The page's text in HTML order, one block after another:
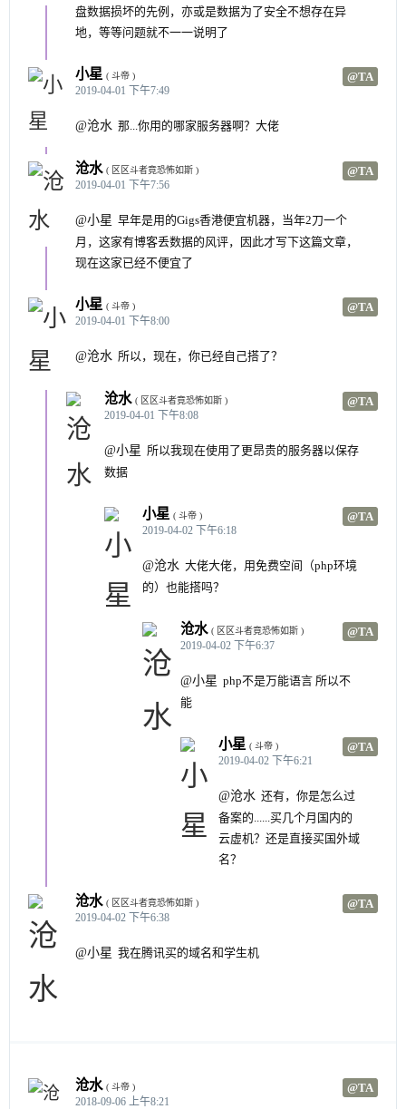
盘数据损坏的先例，亦或是数据为了安全不想存在异
地，等等问题就不一一说明了
小星 @TA
( 斗帝 )
2019-04-01 下午7:49
@沧水 那...你用的哪家服务器啊？大佬
沧水 @TA
( 区区斗者竟恐怖如斯 )
2019-04-01 下午7:56
@小星 早年是用的Gigs香港便宜机器，当年2刀一个
月，这家有博客丢数据的风评，因此才写下这篇文章，
现在这家已经不便宜了
小星 @TA
( 斗帝 )
2019-04-01 下午8:00
@沧水 所以，现在，你已经自己搭了？
沧水 @TA
( 区区斗者竟恐怖如斯 )
2019-04-01 下午8:08
@小星 所以我现在使用了更昂贵的服务器以保存
数据
小星 @TA
( 斗帝 )
2019-04-02 下午6:18
@沧水 大佬大佬，用免费空间（php环境
的）也能搭吗？
沧水 @TA
( 区区斗者竟恐怖如斯 )
2019-04-02 下午6:37
@小星 php不是万能语言 所以不
能
小星 @TA
( 斗帝 )
2019-04-02 下午6:21
@沧水 还有，你是怎么过
备案的......买几个月国内的
云虚机？还是直接买国外域
名？
沧水 @TA
( 区区斗者竟恐怖如斯 )
2019-04-02 下午6:38
@小星 我在腾讯买的域名和学生机
沧水 @TA
( 斗帝 )
2018-09-06 上午8:21